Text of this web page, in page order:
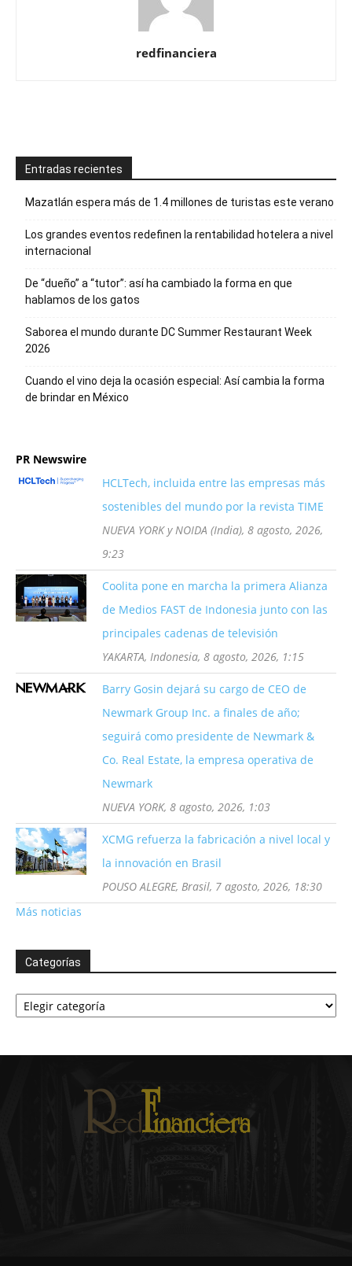
redfinanciera
Entradas recientes
Mazatlán espera más de 1.4 millones de turistas este verano
Los grandes eventos redefinen la rentabilidad hotelera a nivel
internacional
De “dueño” a “tutor”: así ha cambiado la forma en que
hablamos de los gatos
Saborea el mundo durante DC Summer Restaurant Week
2026
Cuando el vino deja la ocasión especial: Así cambia la forma
de brindar en México
PR Newswire
HCLTech, incluida entre las empresas más
sostenibles del mundo por la revista TIME
NUEVA YORK y NOIDA (India), 8 agosto, 2026,
9:23
Coolita pone en marcha la primera Alianza
de Medios FAST de Indonesia junto con las
principales cadenas de televisión
YAKARTA, Indonesia, 8 agosto, 2026, 1:15
Barry Gosin dejará su cargo de CEO de
Newmark Group Inc. a finales de año;
seguirá como presidente de Newmark &
Co. Real Estate, la empresa operativa de
Newmark
NUEVA YORK, 8 agosto, 2026, 1:03
XCMG refuerza la fabricación a nivel local y
la innovación en Brasil
POUSO ALEGRE, Brasil, 7 agosto, 2026, 18:30
Más noticias
Categorías
Categorías